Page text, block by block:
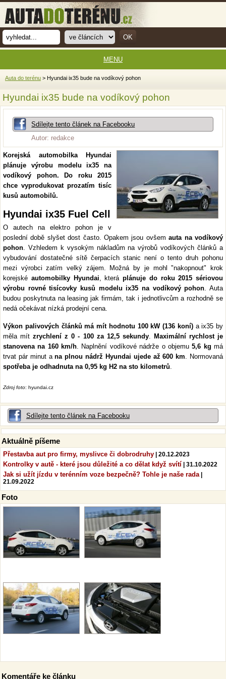
Auta do terénu > Hyundai ix35 bude na vodíkový pohon
Hyundai ix35 bude na vodíkový pohon
Sdílejte tento článek na Facebooku
Autor: redakce
Korejská automobilka Hyundai
plánuje výrobu modelu ix35 na
vodíkový pohon. Do roku 2015
chce vyprodukovat prozatím tisíc
kusů automobilů.
Hyundai ix35 Fuel Cell
O autech na elektro pohon je v
poslední době slyšet dost často. Opakem jsou ovšemauta na vodíkový
pohon. Vzhledem k vysokým nákladům na výrobů vodíkových článků a
vybudování dostatečné sítě čerpacích stanic není o tento druh pohonu
mezi výrobci zatím velký zájem. Možná by je mohl "nakopnout" krok
korejské automobilky Hyundai, která plánuje do roku 2015 sériovou
výrobu rovné tisícovky kusů modelu ix35 na vodíkový pohon. Auta
budou poskytnuta na leasing jak firmám, tak i jednotlivcům a rozhodně se
nedá očekávat nízká prodejní cena.
Výkon palivových článků má mít hodnotu 100 kW (136 koní)a ix35 by
měla mítzrychlení z 0 - 100 za 12,5 sekundy. Maximální rychlost je
stanovena na 160 km/h. Naplnění vodíkové nádrže o objemu5,6 kg má
trvat pár minut ana plnou nádrž Hyundai ujede až 600 km. Normovaná
spotřeba je odhadnuta na 0,95 kg H2 na sto kilometrů.
Zdroj foto: hyundai.cz
Sdílejte tento článek na Facebooku
Aktuálně píšeme
Přestavba aut pro firmy, myslivce či dobrodruhy | 20.12.2023
Kontrolky v autě - které jsou důležité a co dělat když svítí | 31.10.2022
Jak si užít jízdu v terénním voze bezpečně? Tohle je naše rada|
21.09.2022
Foto
Komentáře ke článku
MENU